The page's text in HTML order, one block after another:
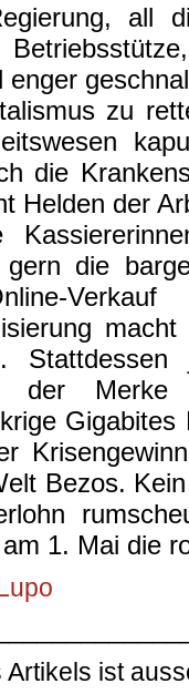
all
enger
zu
die
Helden der
gern die
Verkauf
Stattdessen
der Merke
Bezos.
1. Mai die
ist